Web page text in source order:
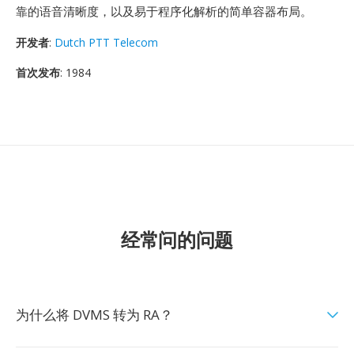
靠的语音清晰度，以及易于程序化解析的简单容器布局。
开发者: Dutch PTT Telecom
首次发布: 1984
经常问的问题
为什么将 DVMS 转为 RA？